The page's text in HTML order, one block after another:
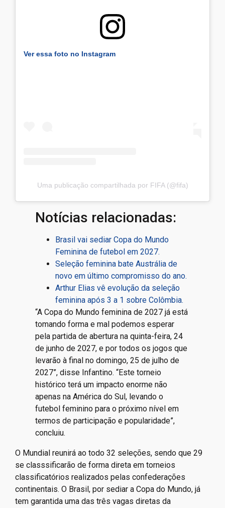
Ver essa foto no Instagram
Uma publicação compartilhada por FIFA (@fifa)
Notícias relacionadas:
Brasil vai sediar Copa do Mundo
Feminina de futebol em 2027.
Seleção feminina bate Austrália de
novo em último compromisso do ano.
Arthur Elias vê evolução da seleção
feminina após 3 a 1 sobre Colômbia.
“A Copa do Mundo feminina de 2027 já está
tomando forma e mal podemos esperar
pela partida de abertura na quinta-feira, 24
de junho de 2027, e por todos os jogos que
levarão à final no domingo, 25 de julho de
2027”, disse Infantino. “Este torneio
histórico terá um impacto enorme não
apenas na América do Sul, levando o
futebol feminino para o próximo nível em
termos de participação e popularidade”,
concluiu.
O Mundial reunirá ao todo 32 seleções, sendo que 29
se classsificarão de forma direta em torneios
classificatórios realizados pelas confederações
continentais. O Brasil, por sediar a Copa do Mundo, já
tem garantida uma das três vagas diretas da